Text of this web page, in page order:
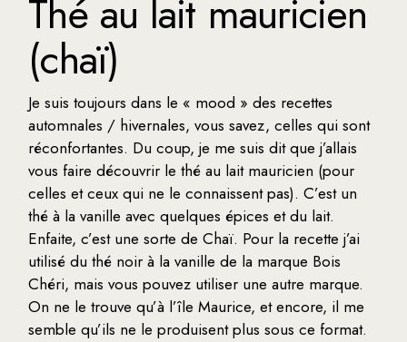
Thé au lait mauricien
(chaï)
Je suis toujours dans le « mood » des recettes
automnales / hivernales, vous savez, celles qui sont
réconfortantes. Du coup, je me suis dit que j’allais
vous faire découvrir le thé au lait mauricien (pour
celles et ceux qui ne le connaissent pas). C’est un
thé à la vanille avec quelques épices et du lait.
Enfaite, c’est une sorte de Chaï. Pour la recette j’ai
utilisé du thé noir à la vanille de la marque Bois
Chéri, mais vous pouvez utiliser une autre marque.
On ne le trouve qu’à l’île Maurice, et encore, il me
semble qu’ils ne le produisent plus sous ce format.